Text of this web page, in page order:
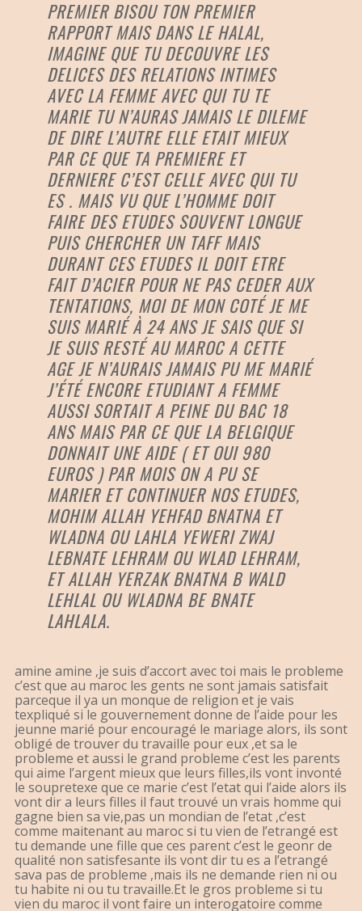
PREMIER BISOU TON PREMIER
RAPPORT MAIS DANS LE HALAL,
IMAGINE QUE TU DECOUVRE LES
DELICES DES RELATIONS INTIMES
AVEC LA FEMME AVEC QUI TU TE
MARIE TU N’AURAS JAMAIS LE DILEME
DE DIRE L’AUTRE ELLE ETAIT MIEUX
PAR CE QUE TA PREMIERE ET
DERNIERE C’EST CELLE AVEC QUI TU
ES . MAIS VU QUE L’HOMME DOIT
FAIRE DES ETUDES SOUVENT LONGUE
PUIS CHERCHER UN TAFF MAIS
DURANT CES ETUDES IL DOIT ETRE
FAIT D’ACIER POUR NE PAS CEDER AUX
TENTATIONS, MOI DE MON COTÉ JE ME
SUIS MARIÉ À 24 ANS JE SAIS QUE SI
JE SUIS RESTÉ AU MAROC A CETTE
AGE JE N’AURAIS JAMAIS PU ME MARIÉ
J’ÉTÉ ENCORE ETUDIANT A FEMME
AUSSI SORTAIT A PEINE DU BAC 18
ANS MAIS PAR CE QUE LA BELGIQUE
DONNAIT UNE AIDE ( ET OUI 980
EUROS ) PAR MOIS ON A PU SE
MARIER ET CONTINUER NOS ETUDES,
MOHIM ALLAH YEHFAD BNATNA ET
WLADNA OU LAHLA YEWERI ZWAJ
LEBNATE LEHRAM OU WLAD LEHRAM,
ET ALLAH YERZAK BNATNA B WALD
LEHLAL OU WLADNA BE BNATE
LAHLALA.
amine amine ,je suis d’accort avec toi mais le probleme
c’est que au maroc les gents ne sont jamais satisfait
parceque il ya un monque de religion et je vais
texpliqué si le gouvernement donne de l’aide pour les
jeunne marié pour encouragé le mariage alors, ils sont
obligé de trouver du travaille pour eux ,et sa le
probleme et aussi le grand probleme c’est les parents
qui aime l’argent mieux que leurs filles,ils vont invonté
le soupretexe que ce marie c’est l’etat qui l’aide alors ils
vont dir a leurs filles il faut trouvé un vrais homme qui
gagne bien sa vie,pas un mondian de l’etat ,c’est
comme maitenant au maroc si tu vien de l’etrangé est
tu demande une fille que ces parent c’est le geonr de
qualité non satisfesante ils vont dir tu es a l’etrangé
sava pas de probleme ,mais ils ne demande rien ni ou
tu habite ni ou tu travaille.Et le gros probleme si tu
vien du maroc il vont faire un interogatoire comme